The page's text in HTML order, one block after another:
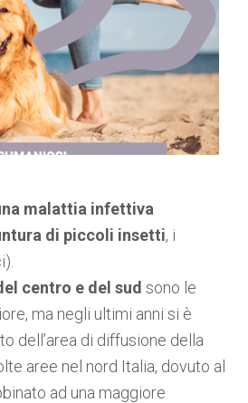
malattia infettiva
di piccoli insetti, i
centro e del sud sono le
ma negli ultimi anni si è
dell’area di diffusione della
aree nel nord Italia, dovuto al
ad una maggiore